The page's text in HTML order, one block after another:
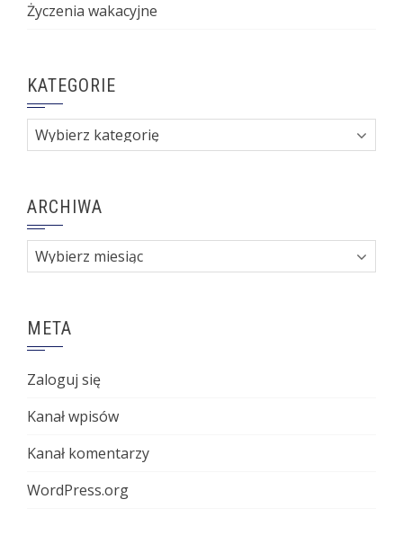
Życzenia wakacyjne
KATEGORIE
Kategorie
ARCHIWA
Archiwa
META
Zaloguj się
Kanał wpisów
Kanał komentarzy
WordPress.org